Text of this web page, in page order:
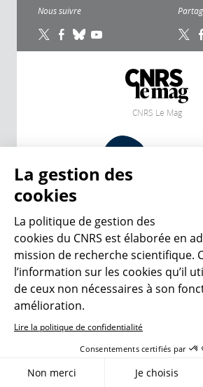
Nous suivre
CNRS Le Mag
Créer un compte
La gestion des
cookies
La politique de gestion des
cookies du CNRS est élaborée en
mission de recherche scientifique.
l’information sur les cookies qu’il
de ceux non nécessaires à son
amélioration.
Lire la politique de confidentialité
Consentements certifiés par
Non merci Je choisis